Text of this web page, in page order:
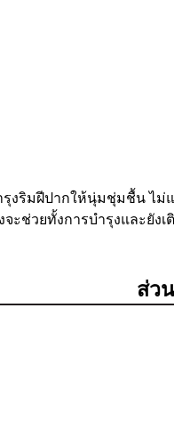
รุงริมฝีปากให้นุ่มชุ่มชื้น
ะช่วยทั้งการบำรุงและยัง
ส่ว